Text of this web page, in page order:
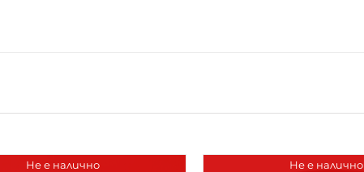
Не е налично Не е налично